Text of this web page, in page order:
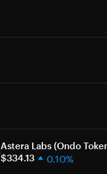
Astera Labs (Ondo
$334.13
0.10%